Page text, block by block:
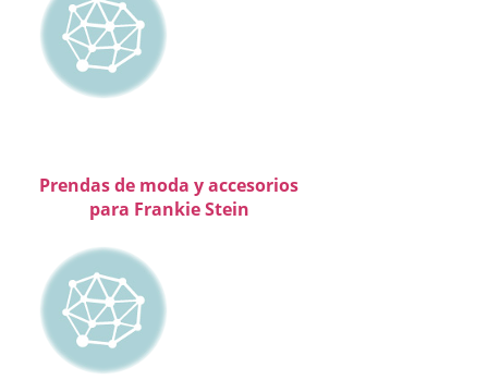
Prendas de moda y accesorios
para Frankie Stein